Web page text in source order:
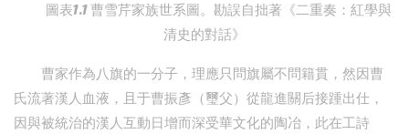
圖表1.1 曹雪芹家族世系圖。勘誤自拙著《二重奏：紅學與
清史的對話》
曹家作為八旗的一分子，理應只問旗屬不問籍貫，然因曹
氏流著漢人血液，且于曹振彥（璽父）從龍進關后接踵出仕，
因與被統治的漢人互動日增而深受華文化的陶冶，此在工詩